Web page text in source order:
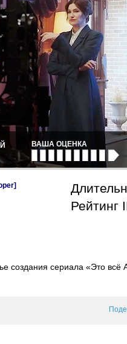
ВАША ОЦЕНКА
Рейтинг
создания сериала «Это
Шеффер, а также